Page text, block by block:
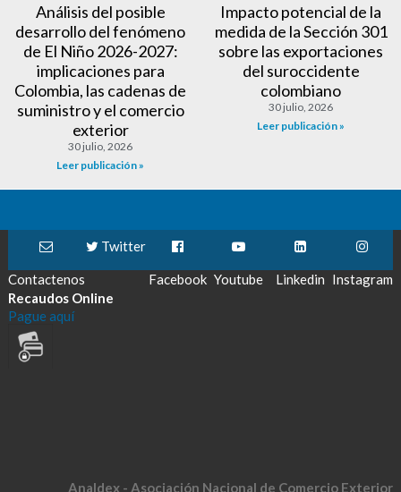
Análisis del posible
desarrollo del fenómeno
de El Niño 2026-2027:
implicaciones para
Colombia, las cadenas de
suministro y el comercio
exterior
30 julio, 2026
Leer publicación »
Impacto potencial de la
medida de la Sección 301
sobre las exportaciones
del suroccidente
colombiano
30 julio, 2026
Leer publicación »
Contactenos
Twitter
Facebook Youtube Linkedin Instagram
Recaudos Online
Pague aquí
Analdex - Asociación Nacional de Comercio Exterior